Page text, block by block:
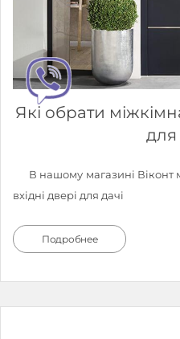
Які обрати
для
В нашому магазині Віконт
вхідні двері для дачі
Подробнее